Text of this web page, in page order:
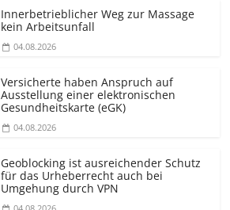
Innerbetrieblicher Weg zur Massage
kein Arbeitsunfall
04.08.2026
Versicherte haben Anspruch auf
Ausstellung einer elektronischen
Gesundheitskarte (eGK)
04.08.2026
Geoblocking ist ausreichender Schutz
für das Urheberrecht auch bei
Umgehung durch VPN